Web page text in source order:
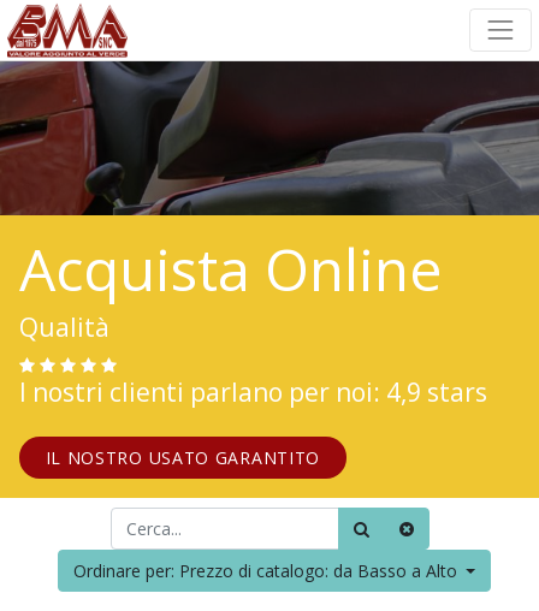
Acquista Online
Qualità
I nostri clienti parlano per noi: 4,9 stars
IL NOSTRO USATO GARANTITO
Ordinare per: Prezzo di catalogo: da Basso a Alto